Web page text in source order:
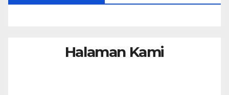
Halaman Kami